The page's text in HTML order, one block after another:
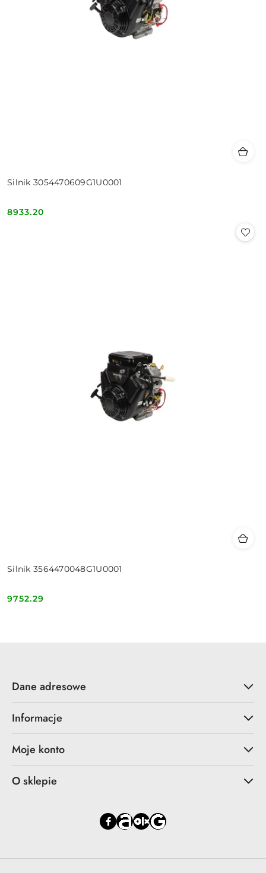
Silnik 3054470609G1U0001
Cena:
8933.20
Silnik 3564470048G1U0001
Cena:
9752.29
Dane adresowe
Informacje
Moje konto
O sklepie